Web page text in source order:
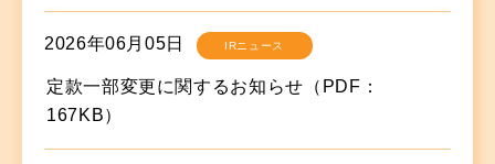
2026年06月05日 IRニュース
定款一部変更に関するお知らせ（PDF：
167KB）